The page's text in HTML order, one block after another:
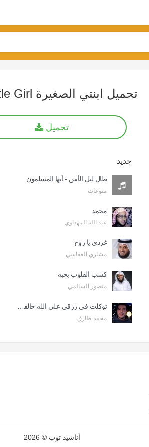
تحميل ابنتي الصغيرة My Little Girl
تحميل
جديد
طال ليل الأنين - أيها المسلمون
منوعات
محمد
عبد الله المهداوي
غردي يا روح
مشاري العفاسي
كسب القلوب بحبه
منصور السالمي
محمد طارق
أناشيد توب © 2026